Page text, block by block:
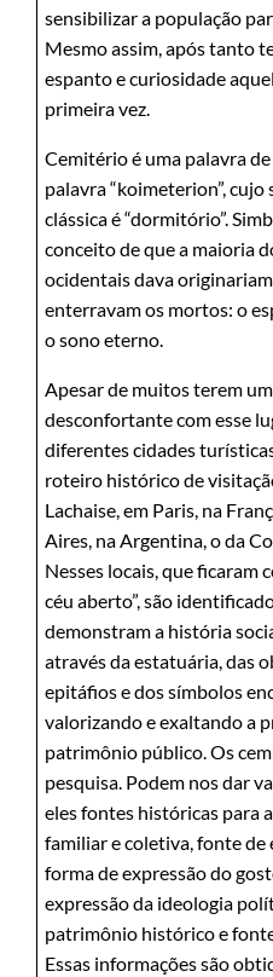
sensibilizar a população
Mesmo assim, após tanto
espanto e curiosidade
primeira vez.
Cemitério é uma palavra
palavra “koimeterion”,
clássica é “dormitório”.
conceito de que a maioria
ocidentais dava
enterravam os mortos: o
o sono eterno.
Apesar de muitos terem
desconfortante com esse
diferentes cidades
roteiro histórico de
Lachaise, em Paris, na
Aires, na Argentina, o da
Nesses locais, que ficaram
céu aberto”, são
demonstram a história
através da estatuária, das
epitáfios e dos símbolos
valorizando e exaltando a
patrimônio público. Os
pesquisa. Podem nos dar
eles fontes históricas para
familiar e coletiva, fonte de
forma de expressão do
expressão da ideologia
patrimônio histórico e
Essas informações são